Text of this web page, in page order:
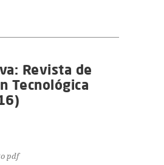
Revista de
Tecnológica
pdf